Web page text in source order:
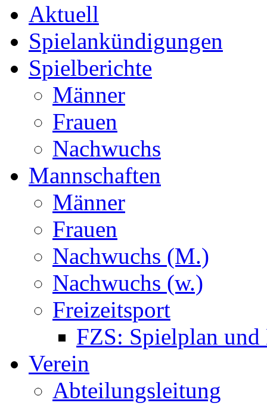
Aktuell
Spielankündigungen
Spielberichte
Männer
Frauen
Nachwuchs
Mannschaften
Männer
Frauen
Nachwuchs (M.)
Nachwuchs (w.)
Freizeitsport
FZS: Spielplan und
Verein
Abteilungsleitung